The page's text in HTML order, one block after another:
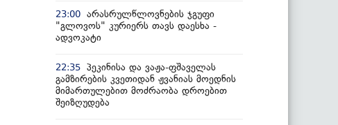
23:00 არასრულწლოვნების ჯგუფი
"გლოვოს" კურიერს თავს დაესხა -
ადვოკატი
22:35 პეკინისა და ვაჟა-ფშაველას
გამზირების კვეთიდან ჟვანიას მოედნის
მიმართულებით მოძრაობა დროებით
შეიზღუდება